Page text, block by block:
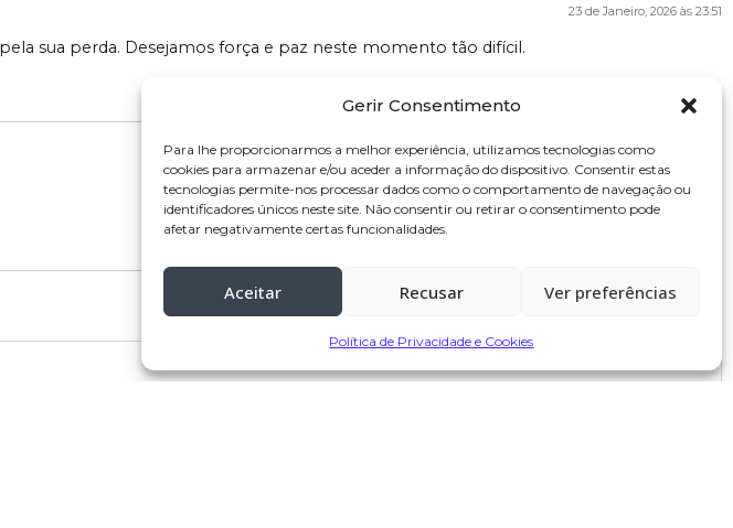
Gerir Consentimento
Para lhe proporcionarmos a melhor experiência, utilizamos tecnologias como
cookies para armazenar e/ou aceder a informação do dispositivo. Consentir estas
tecnologias permite-nos processar dados como o comportamento de navegação ou
identificadores únicos neste site. Não consentir ou retirar o consentimento pode
afetar negativamente certas funcionalidades.
Aceitar Recusar Ver preferências
Política de Privacidade e Cookies
23 de Janeiro, 2026 às 23:51
sua perda. Desejamos força e paz neste momento tão difícil.
23 de Janeiro, 2026 às 22:31